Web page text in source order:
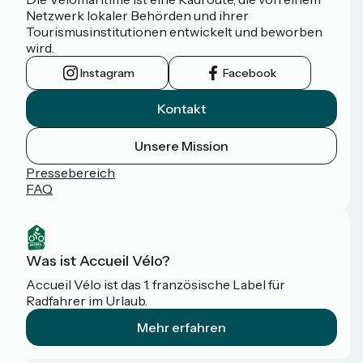
Netzwerk lokaler Behörden und ihrer
Tourismusinstitutionen entwickelt und beworben
wird.
Instagram Facebook
Kontakt
Unsere Mission
Pressebereich
FAQ
Was ist Accueil Vélo?
Accueil Vélo ist das 1. französische Label für
Radfahrer im Urlaub.
Mehr erfahren